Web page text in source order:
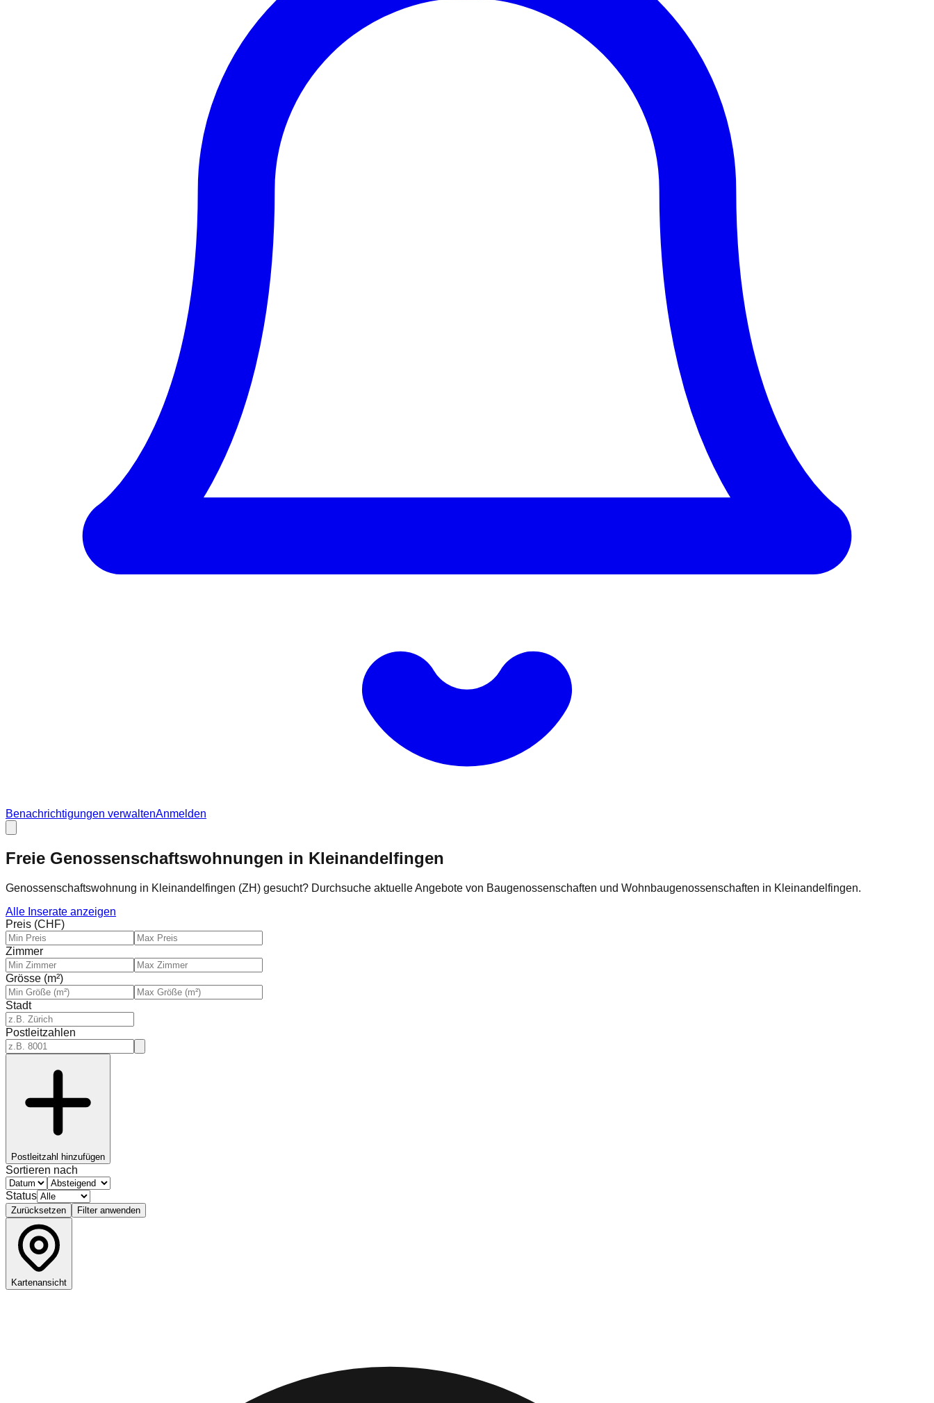
Benachrichtigungen verwaltenAnmelden
Freie Genossenschaftswohnungen in Kleinandelfingen
Genossenschaftswohnung in Kleinandelfingen (ZH) gesucht? Durchsuche aktuelle Angebote von Baugenossenschaften und Wohnbaugenossenschaften in Kleinandelfingen.
Alle Inserate anzeigen
Preis (CHF)
Zimmer
Grösse (m²)
Stadt
Postleitzahlen
Postleitzahl hinzufügen
Sortieren nach
Status
Zurücksetzen Filter anwenden
Kartenansicht